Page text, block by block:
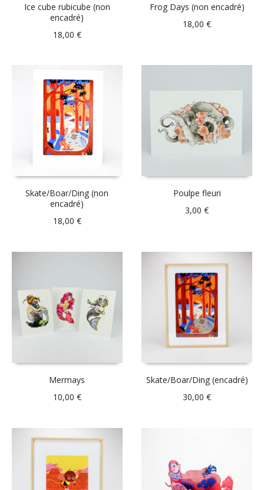
Ice cube rubicube (non
encadré)
18,00 €
Frog Days (non encadré)
18,00€
Skate/Boar/Ding (non
encadré)
18,00 €
Poulpe fleuri
3,00€
Mermays
10,00 €
Skate/Boar/Ding (encadré)
30,00€